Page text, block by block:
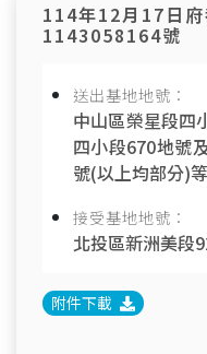
114年12月17日
1143058164號
送出基地地號：
中山區榮星段四
四小段670地號
號(以上均部分)
接受基地地號：
北投區新洲美段
附件下載